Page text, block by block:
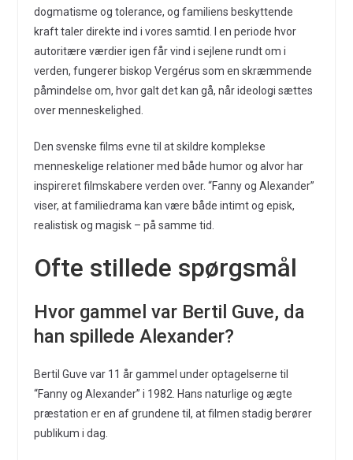
dogmatisme og tolerance, og familiens beskyttende
kraft taler direkte ind i vores samtid. I en periode hvor
autoritære værdier igen får vind i sejlene rundt om i
verden, fungerer biskop Vergérus som en skræmmende
påmindelse om, hvor galt det kan gå, når ideologi sættes
over menneskelighed.
Den svenske films evne til at skildre komplekse
menneskelige relationer med både humor og alvor har
inspireret filmskabere verden over. “Fanny og Alexander”
viser, at familiedrama kan være både intimt og episk,
realistisk og magisk – på samme tid.
Ofte stillede spørgsmål
Hvor gammel var Bertil Guve, da
han spillede Alexander?
Bertil Guve var 11 år gammel under optagelserne til
“Fanny og Alexander” i 1982. Hans naturlige og ægte
præstation er en af grundene til, at filmen stadig berører
publikum i dag.